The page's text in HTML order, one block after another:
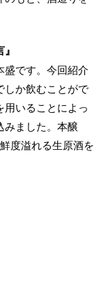
盛です。今回紹介
しか飲むことがで
用いることによっ
みました。本醸
度溢れる生原酒を